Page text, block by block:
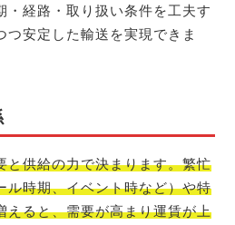
・経路・取り扱い条件を工夫す
つ安定した輸送を実現できま
と供給の力で決まります。繁忙
ル時期、イベント時など）や特
えると、需要が高まり運賃が上